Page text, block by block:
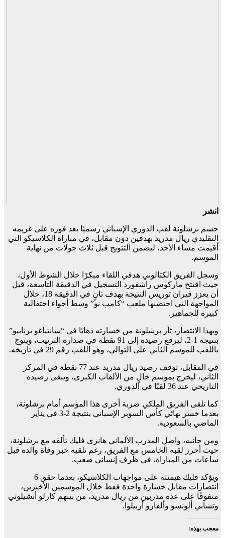
انشر
حسم برشلونة لقب الدوري الإسباني رسميًا بعد فوزه على غريمه
التقليدي ريال مدريد بهدفين دون مقابل، في مباراة الكلاسيكو التي
أقيمت مساء الأحد، ليضمن التتويج قبل ثلاث جولات من نهاية
الموسم.
وسجل الفريق الكتالوني هدفي اللقاء مبكرًا خلال الشوط الأول،
حيث افتتح ماركوس راشفورد التسجيل في الدقيقة التاسعة، قبل
أن يعزز فيران توريس النتيجة بهدف ثانٍ في الدقيقة 18، خلال
المواجهة التي احتضنها ملعب “كامب نو” وسط أجواء احتفالية
كبيرة للجماهير.
وبهذا الانتصار، ثأر برشلونة من خسارته ذهابًا في “سانتياغو برنابيو”
بنتيجة 1-2، ليرفع رصيده إلى 91 نقطة في صدارة الترتيب، ويتوج
باللقب للموسم الثاني على التوالي، وهو اللقب رقم 29 في تاريخه.
في المقابل، توقف رصيد ريال مدريد عند 77 نقطة في المركز
الثاني، ليخرج بموسم خالٍ من الألقاب الكبرى، ويبقى رصيده
التاريخي عند 36 لقبًا في الدوري.
كما تلقى الفريق الملكي ضربة أخرى هذا الموسم أمام برشلونة،
بعدما خسر نهائي كأس السوبر الإسباني بنتيجة 2-3 في يناير
الماضي بالسعودية.
ومن جانبه، واصل المدرب الألماني هانزي فليك تألقه مع برشلونة،
حيث أحرز لقبه الخامس مع الفريق، رغم تلقيه خبر وفاة والده قبل
ساعات من المباراة، في ظرف إنساني صعب.
ويؤكد فليك هيمنته على مواجهات الكلاسيكو، بعدما حقق 6
انتصارات مقابل خسارة واحدة فقط خلال الموسمين الأخيرين،
متفوقًا على عدة مدربين من ريال مدريد، من بينهم كارلو أنشيلوتي
وتشابي ألونسو وألفارو أربيلوا.
معجب بهذه: